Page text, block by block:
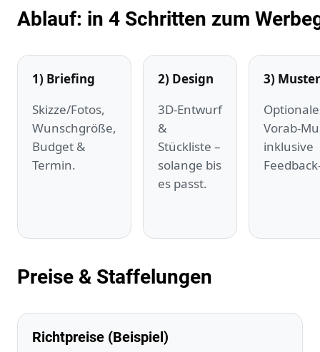
Ablauf: in 4 Schritten zum
1) Briefing
Skizze/Fotos,
Wunschgröße,
Budget &
Termin.
2) Design
3D‑Entwurf
&
Stückliste –
solange bis
es passt.
3) Muster
inklusive
Preise & Staffelungen
Richtpreise (Beispiel)